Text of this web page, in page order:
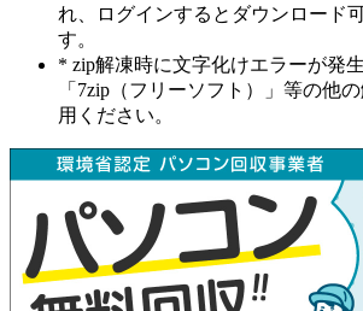
れ、ログインするとダウンロード
す。
* zip解凍時に文字化けエラーが発
「7zip（フリーソフト）」等の他
用ください。